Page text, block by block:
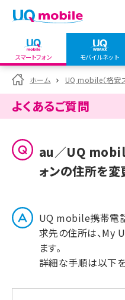
スマートフォン モバイルネット
my UQ WiMAX
UQ WiMAX ご契約の方
My UQ mobile
UQ mobile
データチャージサイト
UQ mobile
オンラインショップ
UQ WiMAX
UQ mobile
販売店舗
UQ WiMAX
ホーム UQ mobile（格安
よくあるご質問
au／UQ
ォンの住所を変
UQ mobile携帯電話
求先の住所は、My
ます。
詳細な手順は以下を